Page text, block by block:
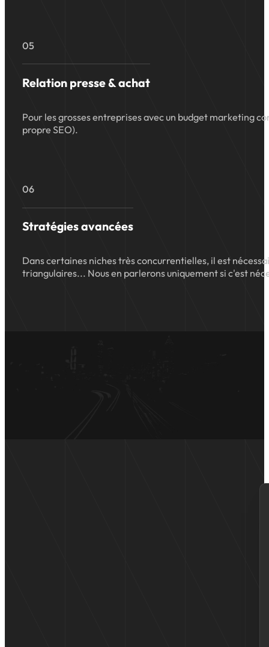
05
Relation presse & achat
Pour les grosses entreprises avec un budget marketing
propre SEO).
06
Stratégies avancées
Dans certaines niches très concurrentielles, il est
triangulaires... Nous en parlerons uniquement si c'est